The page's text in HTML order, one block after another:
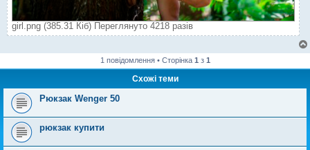
girl.png (385.31 Кіб) Переглянуто 4218 разів
1 повідомлення • Сторінка 1 з 1
Схожі теми
Рюкзак Wenger 50
рюкзак купити